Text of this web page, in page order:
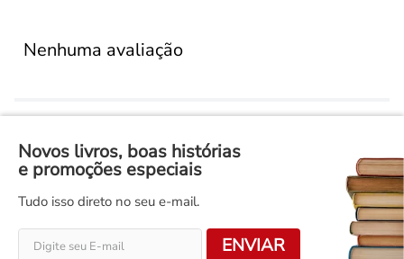
Nenhuma avaliação
Novos livros, boas histórias
e promoções especiais
Tudo isso direto no seu e-mail.
ENVIAR